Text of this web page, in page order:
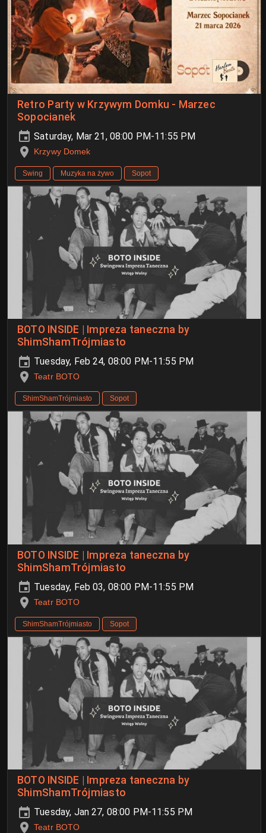
Retro Party w Krzywym Domku - Marzec
Sopocianek
Saturday, Mar 21, 08:00 PM-11:55 PM
Krzywy Domek
Swing Muzyka na żywo Sopot
BOTO INSIDE | Impreza taneczna by
ShimShamTrójmiasto
Tuesday, Feb 24, 08:00 PM-11:55 PM
Teatr BOTO
ShimShamTrójmiasto Sopot
BOTO INSIDE | Impreza taneczna by
ShimShamTrójmiasto
Tuesday, Feb 03, 08:00 PM-11:55 PM
Teatr BOTO
ShimShamTrójmiasto Sopot
BOTO INSIDE | Impreza taneczna by
ShimShamTrójmiasto
Tuesday, Jan 27, 08:00 PM-11:55 PM
Teatr BOTO